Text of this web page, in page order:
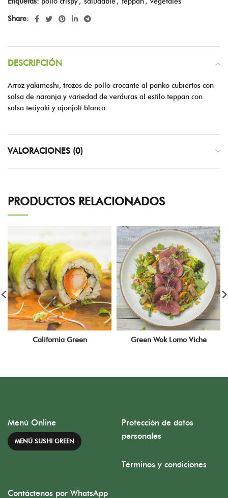
Etiquetas: pollo crispy , saludable , teppan , vegetales
Share:
DESCRIPCIÓN
Arroz yakimeshi, trozos de pollo crocante al panko cubiertos con
salsa de naranja y variedad de verduras al estilo teppan con
salsa teriyaki y ajonjolí blanco.
VALORACIONES (0)
PRODUCTOS RELACIONADOS
California Green Green Wok Lomo Viche
Menú Online
MENÚ SUSHI GREEN
Protección de datos
personales
Términos y condiciones
Contáctenos por WhatsApp